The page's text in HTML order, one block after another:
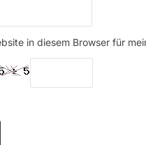
in diesem Browser für